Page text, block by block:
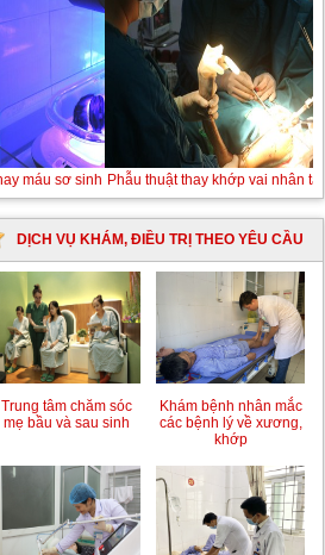
Thay máu sơ sinh do bất đồng nhóm máu
DỊCH VỤ KHÁM, ĐIỀU TRỊ THEO YÊU CẦU
Trung tâm chăm sóc
mẹ bầu và sau sinh
Khám bệnh nhân mắc
các bệnh lý về xương,
khớp